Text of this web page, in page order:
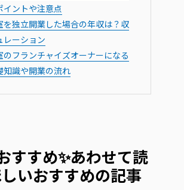
イントや注意点
を独立開業した場合の年収は？収
レーション
のフランチャイズオーナーになる
知識や開業の流れ
すすめ✨あわせて読
いおすすめの記事